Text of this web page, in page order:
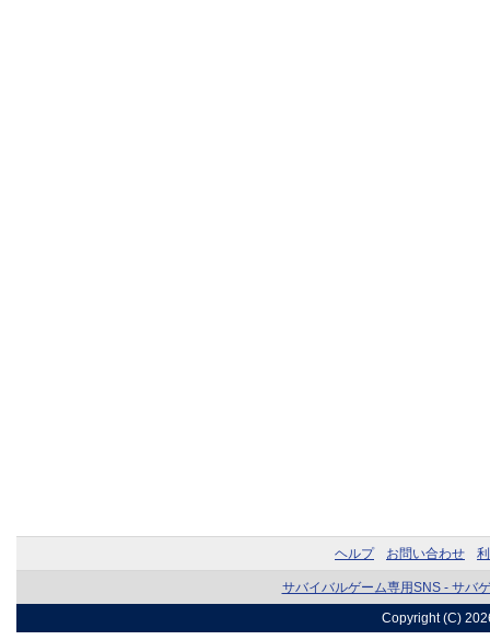
ヘルプ お問い合わせ
サバイバルゲーム専用SNS - サバ
Copyright (C)